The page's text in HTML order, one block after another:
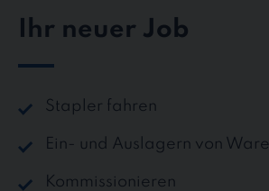
Ihr neuer Job
Stapler fahren
Ein- und Auslagern von Ware
Kommissionieren